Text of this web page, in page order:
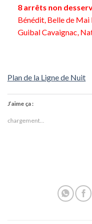
8 arrêts non
Bénédit, Belle de Mai
Guibal Cavaignac,
Plan de la Ligne de Nuit
J’aime ça :
chargement…